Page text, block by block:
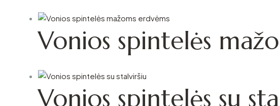
Vonios spintelės
Vonios spintelės su